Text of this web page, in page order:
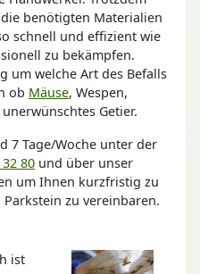
benötigten Materialien
schnell und effizient wie
zu bekämpfen.
um welche Art des Befalls
ob Mäuse, Wespen,
Getier.
7 Tage/Woche unter der
80 und über unser
um Ihnen kurzfristig zu
zu vereinbaren.
ist